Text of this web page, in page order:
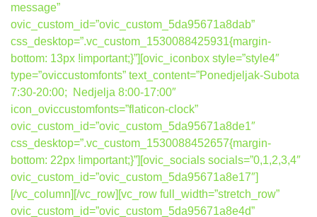
message”
ovic_custom_id=”ovic_custom_5da95671a8dab”
css_desktop=”.vc_custom_1530088425931{margin-
bottom: 13px !important;}”][ovic_iconbox style=”style4″
type=”oviccustomfonts” text_content=”Ponedjeljak-Subota
7:30-20:00; Nedjelja 8:00-17:00″
icon_oviccustomfonts=”flaticon-clock”
ovic_custom_id=”ovic_custom_5da95671a8de1″
css_desktop=”.vc_custom_1530088452657{margin-
bottom: 22px !important;}”][ovic_socials socials=”0,1,2,3,4″
ovic_custom_id=”ovic_custom_5da95671a8e17″]
[/vc_column][/vc_row][vc_row full_width=”stretch_row”
ovic_custom_id=”ovic_custom_5da95671a8e4d”